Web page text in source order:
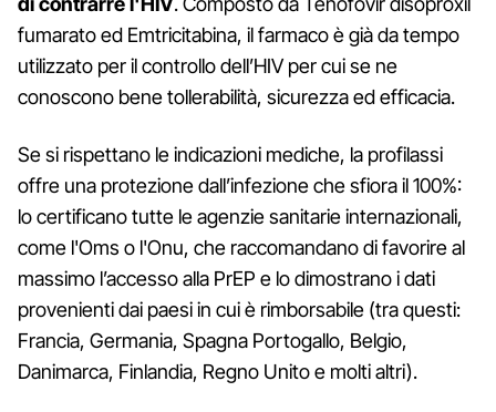
fumarato ed Emtricitabina, il farmaco è già da tempo
utilizzato per il controllo dell’HIV per cui se ne
conoscono bene tollerabilità, sicurezza ed efficacia.
Se si rispettano le indicazioni mediche, la profilassi
offre una protezione dall’infezione che sfiora il 100%:
lo certificano tutte le agenzie sanitarie internazionali,
come l'Oms o l'Onu, che raccomandano di favorire al
massimo l’accesso alla PrEP e lo dimostrano i dati
provenienti dai paesi in cui è rimborsabile (tra questi:
Francia, Germania, Spagna Portogallo, Belgio,
Danimarca, Finlandia, Regno Unito e molti altri).